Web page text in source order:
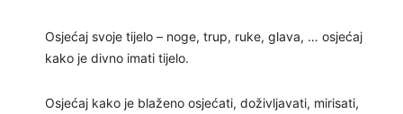
Osjećaj svoje tijelo – noge, trup, ruke, glava, … osjećaj
kako je divno imati tijelo.
Osjećaj kako je blaženo osjećati, doživljavati, mirisati,